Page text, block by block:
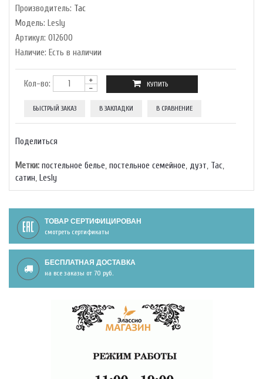
Производитель: Tac
Модель: Lesly
Артикул: 012600
Наличие: Есть в наличии
Кол-во:
БЫСТРЫЙ ЗАКАЗ В ЗАКЛАДКИ В СРАВНЕНИЕ
Поделиться
Метки: постельное белье, постельное семейное, дуэт, Тас,
сатин, Lesly
ТОВАР СЕРТИФИЦИРОВАН
смотреть сертификаты
БЕСПЛАТНАЯ ДОСТАВКА
на все заказы от 70 руб.